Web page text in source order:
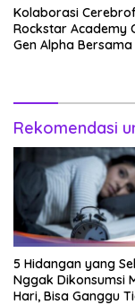
Kolaborasi
Rockstar Academy
Gen Alpha
Rekomendasi
5 Hidangan yang
Nggak Dikonsumsi
Hari, Bisa Ganggu